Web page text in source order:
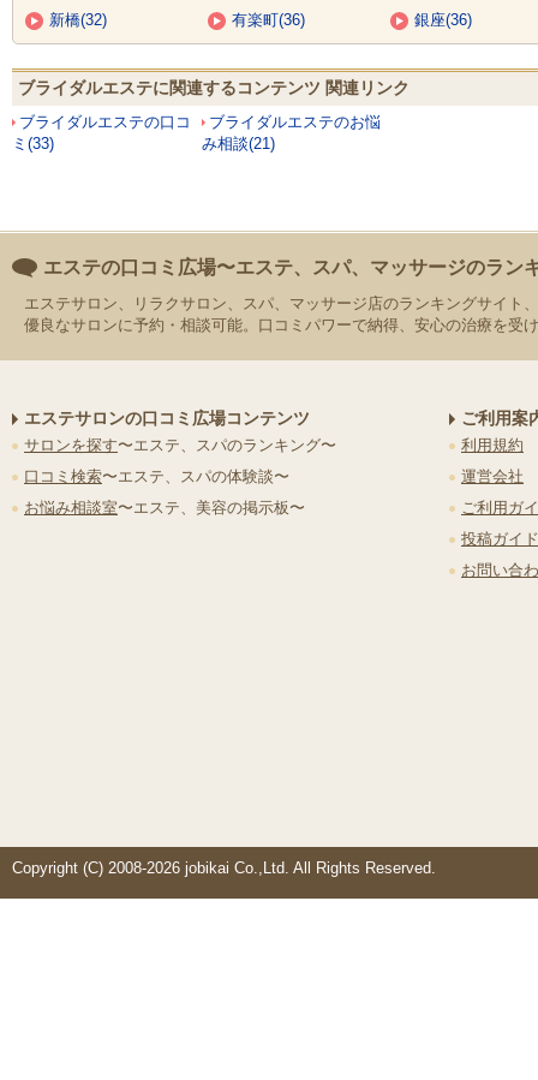
新橋(32) 有楽町(36) 銀座(36)
ブライダルエステに関連するコンテンツ 関連リンク
ブライダルエステの口コ
ミ(33)
ブライダルエステのお悩
み相談(21)
エステの口コミ広場〜エステ、スパ、マッサージのラン
エステサロン、リラクサロン、スパ、マッサージ店のランキングサイト
優良なサロンに予約・相談可能。口コミパワーで納得、安心の治療を受
エステサロンの口コミ広場コンテンツ
サロンを探す〜エステ、スパのランキング〜
口コミ検索〜エステ、スパの体験談〜
お悩み相談室〜エステ、美容の掲示板〜
ご利用案
利用規約
運営会社
ご利用ガ
投稿ガイ
お問い合
Copyright (C) 2008-2026 jobikai Co.,Ltd. All Rights Reserved.